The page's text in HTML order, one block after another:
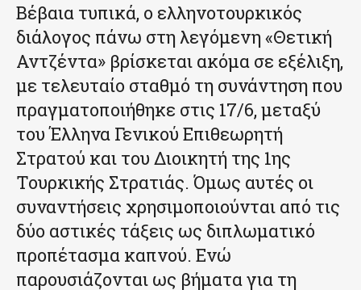
Βέβαια τυπικά, ο ελληνοτουρκικός
διάλογος πάνω στη λεγόμενη «Θετική
Αντζέντα» βρίσκεται ακόμα σε εξέλιξη,
με τελευταίο σταθμό τη συνάντηση που
πραγματοποιήθηκε στις 17/6, μεταξύ
του Έλληνα Γενικού Επιθεωρητή
Στρατού και του Διοικητή της 1ης
Τουρκικής Στρατιάς. Όμως αυτές οι
συναντήσεις χρησιμοποιούνται από τις
δύο αστικές τάξεις ως διπλωματικό
προπέτασμα καπνού. Ενώ
παρουσιάζονται ως βήματα για τη